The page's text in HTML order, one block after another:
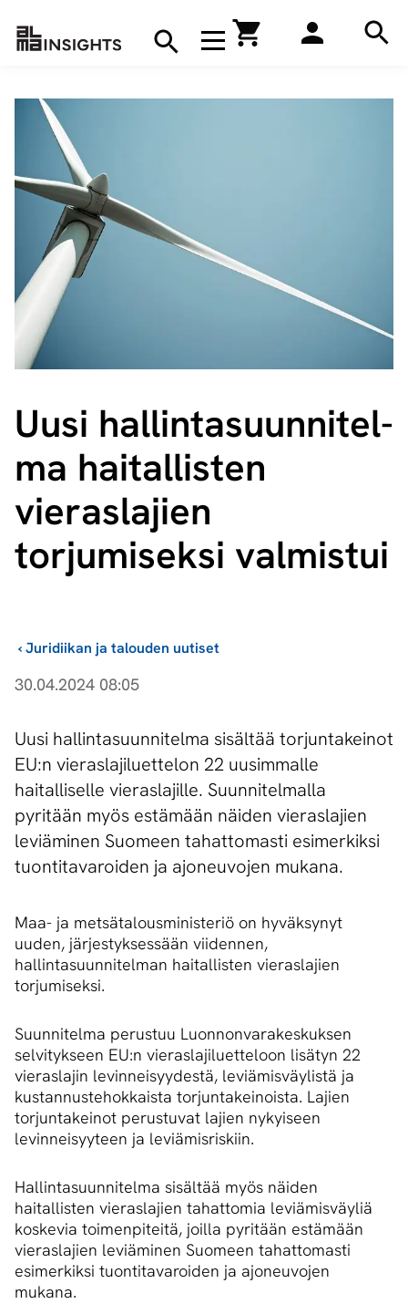
Avaa navigaatio
Hae
Uusi hal­lin­ta­suun­ni­tel­
ma haitallisten
vieraslajien
torjumiseksi valmistui
Juridiikan ja talouden uutiset
›
30.04.2024 08:05
Uusi hallintasuunnitelma sisältää torjuntakeinot
EU:n vieraslajiluettelon 22 uusimmalle
haitalliselle vieraslajille. Suunnitelmalla
pyritään myös estämään näiden vieraslajien
leviäminen Suomeen tahattomasti esimerkiksi
tuontitavaroiden ja ajoneuvojen mukana.
Maa- ja metsätalousministeriö on hyväksynyt
uuden, järjestyksessään viidennen,
hallintasuunnitelman haitallisten vieraslajien
torjumiseksi.
Suunnitelma perustuu Luonnonvarakeskuksen
selvitykseen EU:n vieraslajiluetteloon lisätyn 22
vieraslajin levinneisyydestä, leviämisväylistä ja
kustannustehokkaista torjuntakeinoista. Lajien
torjuntakeinot perustuvat lajien nykyiseen
levinneisyyteen ja leviämisriskiin.
Hallintasuunnitelma sisältää myös näiden
haitallisten vieraslajien tahattomia leviämisväyliä
koskevia toimenpiteitä, joilla pyritään estämään
vieraslajien leviäminen Suomeen tahattomasti
esimerkiksi tuontitavaroiden ja ajoneuvojen
mukana.